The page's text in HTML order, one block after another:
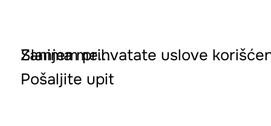
Zanima me...
Slanjem prihvatate uslove
Pošaljite upit